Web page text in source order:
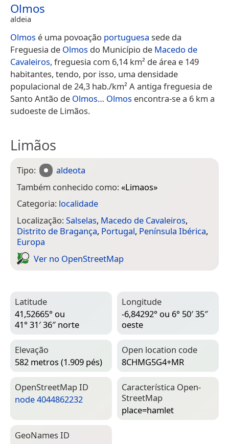
Olmos
aldeia
Olmos é uma povoação portuguesa sede da
Freguesia de Olmos do Município de Macedo de
Cavaleiros, freguesia com 6,14 km² de área e 149
habitantes, tendo, por isso, uma densidade
populacional de 24,3 hab./km² A antiga freguesia de
Santo Antão de Olmos… Olmos encontra-se a 6 km a
sudoeste de Limãos.
Limãos
Tipo:
aldeota
Também conhecido como:«Limaos»
Categoria: localidade
Localização:Salselas, Macedo de Cavaleiros,
Distrito de Bragança, Portugal, Península Ibérica,
Europa
Ver no Open­Street­Map
Latitude
41,52665° ou
41° 31′ 36″ norte
Longitude
-6,84292° ou 6° 50′ 35″
oeste
Elevação
582 metros (1.909 pés)
Open location code
8CHMG5G4+MR
Open­Street­Map ID
node 4044862232
Característica Open­
Street­Map
place=­hamlet
Geo­Names ID